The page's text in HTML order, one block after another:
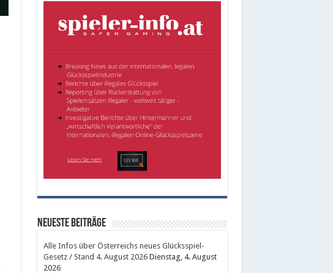
Neueste Beiträge
Alle Infos über Österreichs neues Glücksspiel-
Gesetz / Stand 4. August 2026 Dienstag, 4. August
2026